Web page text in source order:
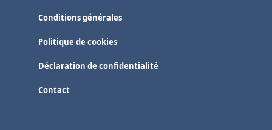
Conditions générales
Politique de cookies
Déclaration de confidentialité
Contact